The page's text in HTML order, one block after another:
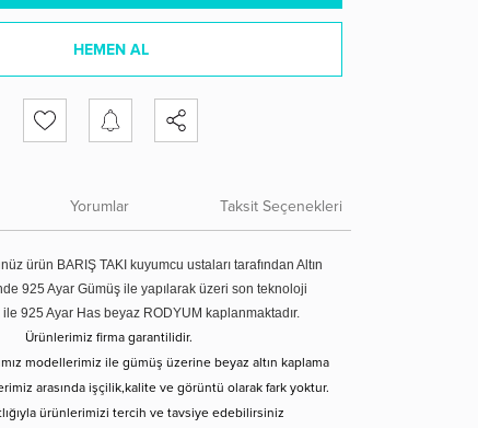
HEMEN AL
Yorumlar Taksit Seçenekleri
ürün BARIŞ TAKI kuyumcu ustaları tarafından Altın
925 Ayar Gümüş ile yapılarak üzeri son teknoloji
925 Ayar Has beyaz RODYUM kaplanmaktadır.
Ürünlerimiz firma garantilidir.
modellerimiz ile gümüş üzerine beyaz altın kaplama
arasında işçilik,kalite ve görüntü olarak fark yoktur.
ürünlerimizi tercih ve tavsiye edebilirsiniz